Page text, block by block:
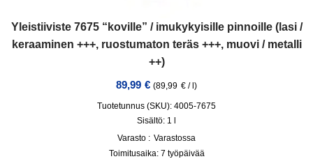
Yleistiiviste 7675 “koville” / imukykyisille pinnoille (lasi /
keraaminen +++, ruostumaton teräs +++, muovi / metalli
++)
89,99 € (89,99 € / )
Tuotetunnus (SKU): 4005-7675
Sisältö: 1 l
Varasto : Varastossa
Toimitusaika: 7 työpäivää